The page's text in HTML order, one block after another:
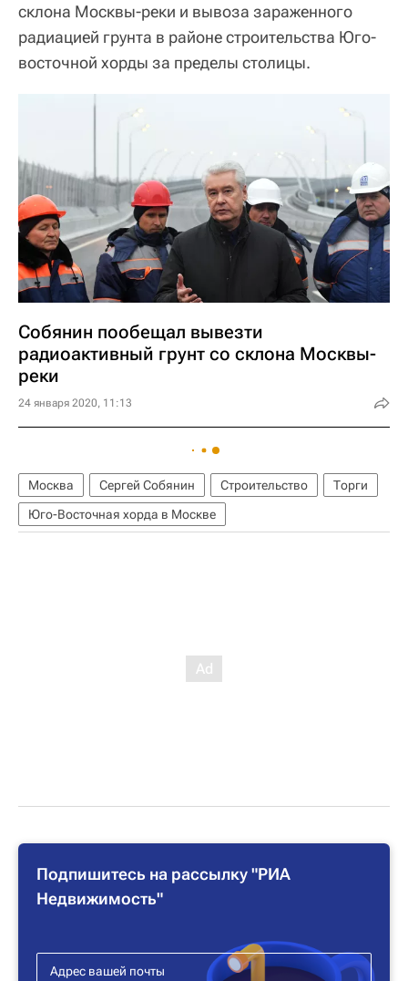
склона Москвы-реки и вывоза зараженного
радиацией грунта в районе строительства Юго-
восточной хорды за пределы столицы.
Собянин пообещал вывезти
радиоактивный грунт со склона Москвы-
реки
24 января 2020, 11:13
Москва Сергей Собянин Строительство
Торги
Юго-Восточная хорда в Москве
Подпишитесь на рассылку "РИА
Недвижимость"